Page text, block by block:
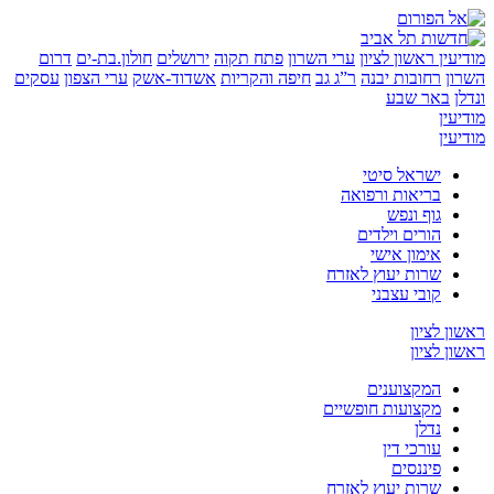
ראשון לציון ערי השרון פתח תקוה ירושלים חולון.בת-ים דרום
רחובות יבנה ר”ג גב חיפה והקריות אשדוד-אשק ערי הצפון עסקים
באר שבע
ישראל סיטי
בריאות ורפואה
גוף ונפש
הורים וילדים
אימון אישי
שרות יעוץ לאזרח
קובי עצבני
לציון
לציון
המקצוענים
מקצועות חופשיים
נדלן
עורכי דין
פיננסים
שרות יעוץ לאזרח